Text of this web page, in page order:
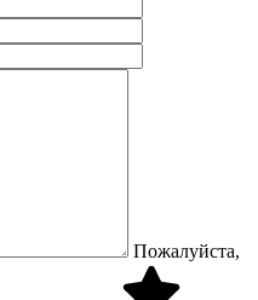
Пожалуйста,